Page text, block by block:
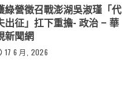
綠營徵召戰澎湖吳淑瑾「代
出征」扛下重擔- 政治 – 華
新聞網
17 6 月, 2026